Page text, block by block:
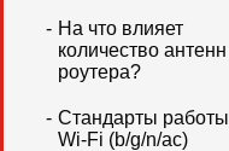
На что влияет
количество антенн
роутера?
Стандарты работы
Wi-Fi (b/g/n/ac)